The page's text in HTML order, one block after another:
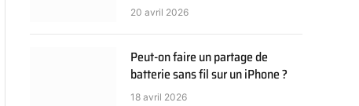
20 avril 2026
Peut-on faire un partage de
batterie sans fil sur un iPhone ?
18 avril 2026